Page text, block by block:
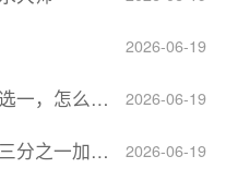
2026-06-19
2026-06-19
怎么回事？
2026-06-19
感到经济压力